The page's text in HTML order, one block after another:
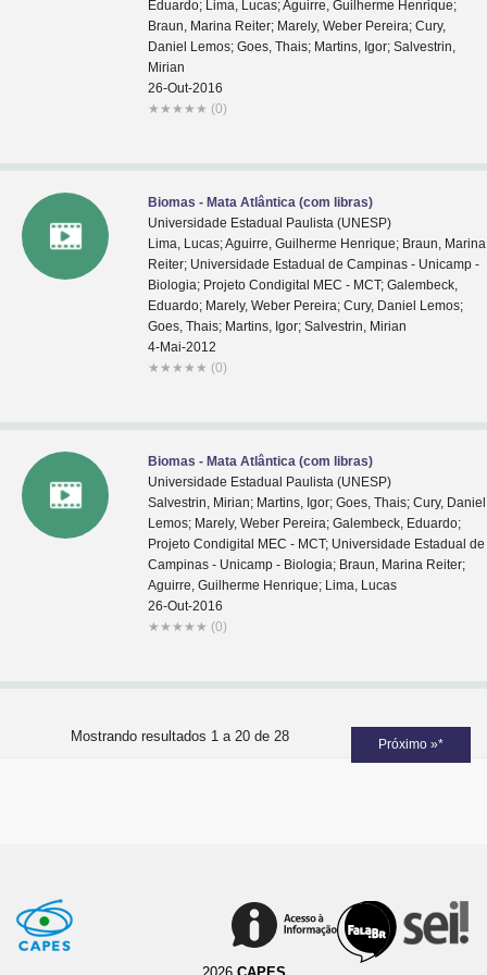
Eduardo; Lima, Lucas; Aguirre, Guilherme Henrique;
Braun, Marina Reiter; Marely, Weber Pereira; Cury,
Daniel Lemos; Goes, Thais; Martins, Igor; Salvestrin,
Mirian
26-Out-2016
★ ★ ★ ★ ★ (0)
Biomas - Mata Atlântica (com libras)
Universidade Estadual Paulista (UNESP)
Lima, Lucas; Aguirre, Guilherme Henrique; Braun, Marina
Reiter; Universidade Estadual de Campinas - Unicamp -
Biologia; Projeto Condigital MEC - MCT; Galembeck,
Eduardo; Marely, Weber Pereira; Cury, Daniel Lemos;
Goes, Thais; Martins, Igor; Salvestrin, Mirian
4-Mai-2012
★ ★ ★ ★ ★ (0)
Biomas - Mata Atlântica (com libras)
Universidade Estadual Paulista (UNESP)
Salvestrin, Mirian; Martins, Igor; Goes, Thais; Cury, Daniel
Lemos; Marely, Weber Pereira; Galembeck, Eduardo;
Projeto Condigital MEC - MCT; Universidade Estadual de
Campinas - Unicamp - Biologia; Braun, Marina Reiter;
Aguirre, Guilherme Henrique; Lima, Lucas
26-Out-2016
★ ★ ★ ★ ★ (0)
Mostrando resultados 1 a 20 de 28 Próximo »*